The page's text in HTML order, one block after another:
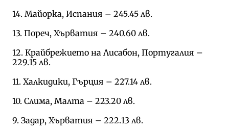
14. Майорка, Испания – 245.45 лв.
13. Пореч, Хърватия – 240.60 лв.
12. Крайбрежието на Лисабон, Португалия –
229.15 лв.
11. Халкидики, Гърция – 227.14 лв.
10. Слима, Малта – 223.20 лв.
9. Задар, Хърватия – 222.13 лв.